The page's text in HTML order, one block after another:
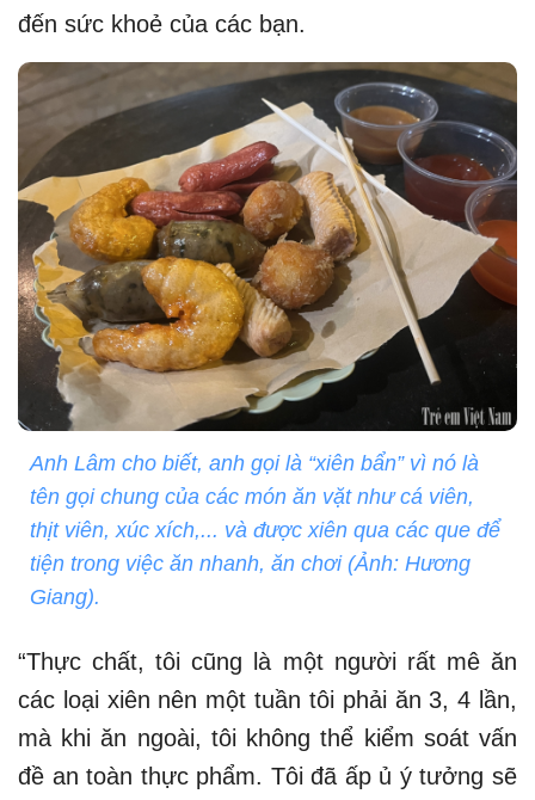
đến sức khoẻ của các bạn.
Anh Lâm cho biết, anh gọi là “xiên bẩn” vì nó là
tên gọi chung của các món ăn vặt như cá viên,
thịt viên, xúc xích,... và được xiên qua các que để
tiện trong việc ăn nhanh, ăn chơi (Ảnh: Hương
Giang).
“Thực chất, tôi cũng là một người rất mê ăn
các loại xiên nên một tuần tôi phải ăn 3, 4 lần,
mà khi ăn ngoài, tôi không thể kiểm soát vấn
đề an toàn thực phẩm. Tôi đã ấp ủ ý tưởng sẽ